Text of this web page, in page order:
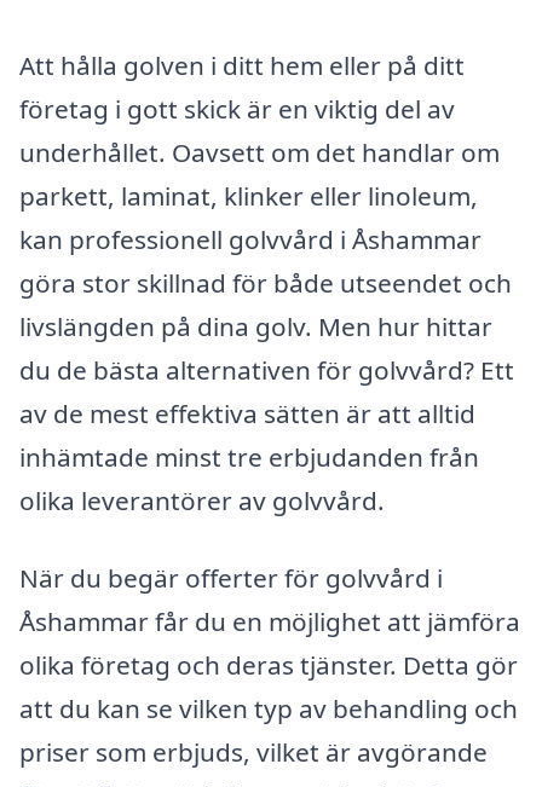
Att hålla golven i ditt hem eller på ditt
företag i gott skick är en viktig del av
underhållet. Oavsett om det handlar om
parkett, laminat, klinker eller linoleum,
kan professionell golvvård i Åshammar
göra stor skillnad för både utseendet och
livslängden på dina golv. Men hur hittar
du de bästa alternativen för golvvård? Ett
av de mest effektiva sätten är att alltid
inhämtade minst tre erbjudanden från
olika leverantörer av golvvård.
När du begär offerter för golvvård i
Åshammar får du en möjlighet att jämföra
olika företag och deras tjänster. Detta gör
att du kan se vilken typ av behandling och
priser som erbjuds, vilket är avgörande